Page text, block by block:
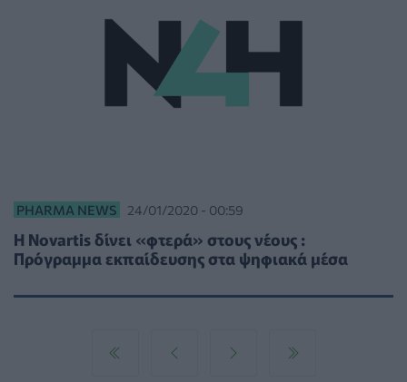
PHARMA NEWS 24/01/2020 - 00:59
H Novartis δίνει «φτερά» στους νέους :
Πρόγραμμα εκπαίδευσης στα ψηφιακά μέσα